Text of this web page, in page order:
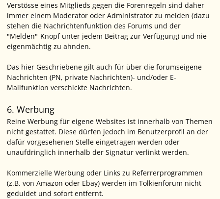
Verstösse eines Mitglieds gegen die Forenregeln sind daher
immer einem Moderator oder Administrator zu melden (dazu
stehen die Nachrichtenfunktion des Forums und der
"Melden"-Knopf unter jedem Beitrag zur Verfügung) und nie
eigenmächtig zu ahnden.
Das hier Geschriebene gilt auch für über die forumseigene
Nachrichten (PN, private Nachrichten)- und/oder E-
Mailfunktion verschickte Nachrichten.
6. Werbung
Reine Werbung für eigene Websites ist innerhalb von Themen
nicht gestattet. Diese dürfen jedoch im Benutzerprofil an der
dafür vorgesehenen Stelle eingetragen werden oder
unaufdringlich innerhalb der Signatur verlinkt werden.
Kommerzielle Werbung oder Links zu Referrerprogrammen
(z.B. von Amazon oder Ebay) werden im Tolkienforum nicht
geduldet und sofort entfernt.